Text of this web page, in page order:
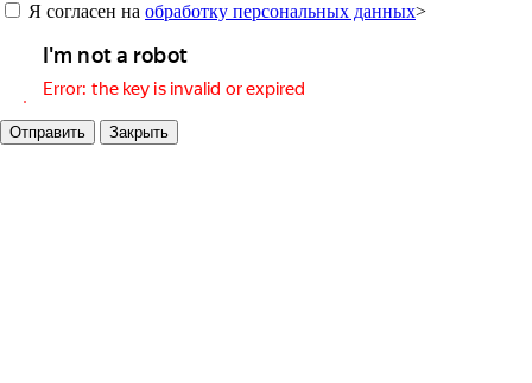
Я согласен на обработку персональных данных>
Отправить Закрыть